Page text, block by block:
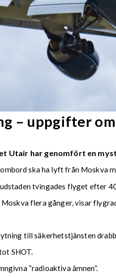
– uppgifter
Utair har genomfört en
ska ha lyft från Moskva
tvingades flyget efter
flera gånger, visar
till säkerhetstjänsten
SHOT.
“radioaktiva ämnen”.